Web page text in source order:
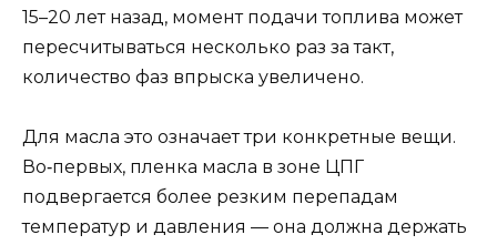
15–20 лет назад, момент подачи топлива может
пересчитываться несколько раз за такт,
количество фаз впрыска увеличено.
Для масла это означает три конкретные вещи.
Во‑первых, пленка масла в зоне ЦПГ
подвергается более резким перепадам
температур и давления — она должна держать